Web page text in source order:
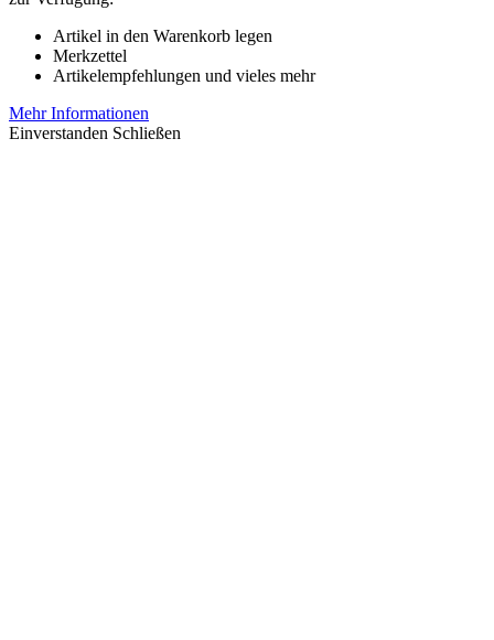
Artikel in den Warenkorb legen
Merkzettel
Artikelempfehlungen und vieles mehr
Mehr Informationen
Einverstanden Schließen